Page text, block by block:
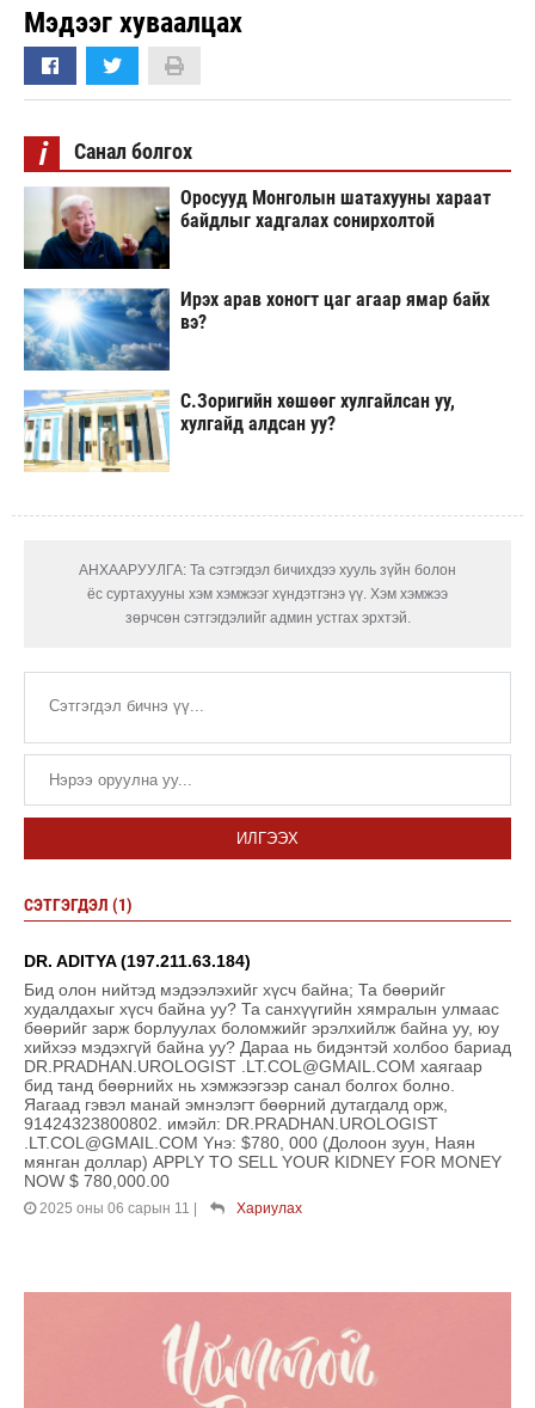
Мэдээг хуваалцах
i Санал болгох
Оросууд Монголын шатахууны хараат
байдлыг хадгалах сонирхолтой
Ирэх арав хоногт цаг агаар ямар байх
вэ?
С.Зоригийн хөшөөг хулгайлсан уу,
хулгайд алдсан уу?
АНХААРУУЛГА: Та сэтгэгдэл бичихдээ хууль зүйн болон
ёс суртахууны хэм хэмжээг хүндэтгэнэ үү. Хэм хэмжээ
зөрчсөн сэтгэгдэлийг админ устгах эрхтэй.
ИЛГЭЭХ
СЭТГЭГДЭЛ (1)
DR. ADITYA (197.211.63.184)
Бид олон нийтэд мэдээлэхийг хүсч байна; Та бөөрийг
худалдахыг хүсч байна уу? Та санхүүгийн хямралын улмаас
бөөрийг зарж борлуулах боломжийг эрэлхийлж байна уу, юу
хийхээ мэдэхгүй байна уу? Дараа нь бидэнтэй холбоо бариад
DR.PRADHAN.UROLOGIST .LT.COL@GMAIL.COM хаягаар
бид танд бөөрнийх нь хэмжээгээр санал болгох болно.
Яагаад гэвэл манай эмнэлэгт бөөрний дутагдалд орж,
91424323800802. имэйл: DR.PRADHAN.UROLOGIST
.LT.COL@GMAIL.COM Yнэ: $780, 000 (Долоон зуун, Наян
мянган доллар) APPLY TO SELL YOUR KIDNEY FOR MONEY
NOW $ 780,000.00
2025 оны 06 сарын 11 Хариулах